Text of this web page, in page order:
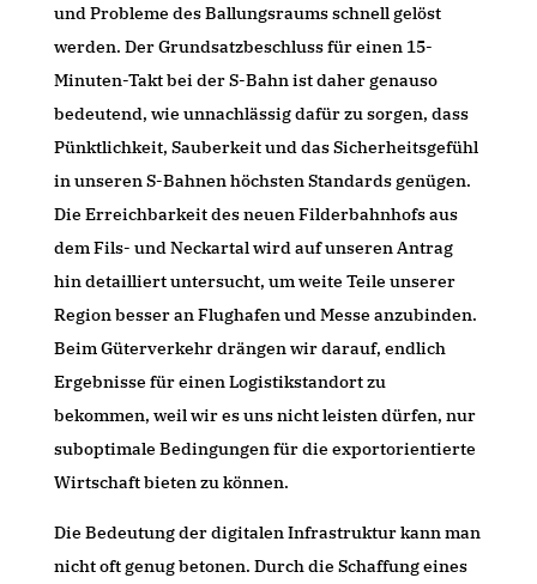
und Probleme des Ballungsraums schnell gelöst
werden. Der Grundsatzbeschluss für einen 15-
Minuten-Takt bei der S-Bahn ist daher genauso
bedeutend, wie unnachlässig dafür zu sorgen, dass
Pünktlichkeit, Sauberkeit und das Sicherheitsgefühl
in unseren S-Bahnen höchsten Standards genügen.
Die Erreichbarkeit des neuen Filderbahnhofs aus
dem Fils- und Neckartal wird auf unseren Antrag
hin detailliert untersucht, um weite Teile unserer
Region besser an Flughafen und Messe anzubinden.
Beim Güterverkehr drängen wir darauf, endlich
Ergebnisse für einen Logistikstandort zu
bekommen, weil wir es uns nicht leisten dürfen, nur
suboptimale Bedingungen für die exportorientierte
Wirtschaft bieten zu können.
Die Bedeutung der digitalen Infrastruktur kann man
nicht oft genug betonen. Durch die Schaffung eines